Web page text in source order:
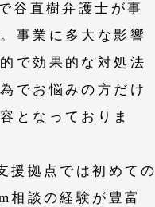
谷直樹弁護士が事
事業に多大な影響
で効果的な対処法
でお悩みの方だけ
となっておりま
援拠点では初めての
相談の経験が豊富